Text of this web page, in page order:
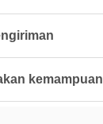
kemampuan